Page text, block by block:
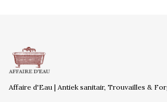
Affaire d'Eau | Antiek sanitair, Trouvailles &